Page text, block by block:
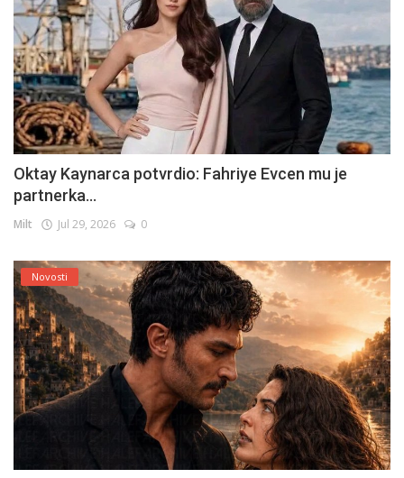
Oktay Kaynarca potvrdio: Fahriye Evcen mu je
partnerka...
Milt Jul 29, 2026 0
Novosti